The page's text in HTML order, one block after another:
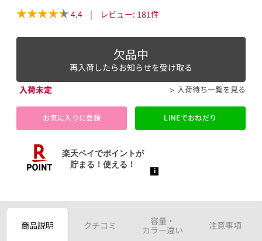
4.4 | レビュー: 181件
欠品中
再入荷したらお知らせを受け取る
入荷未定
入荷待ち一覧を見る
お気に入りに登録 LINEでおねだり
商品説明 クチコミ
容量・
カラー違い
注意事項